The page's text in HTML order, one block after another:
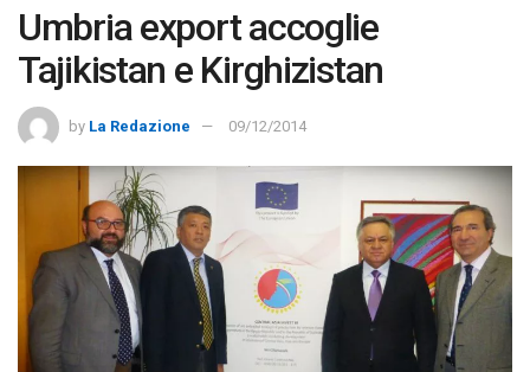
Umbria export accoglie
Tajikistan e Kirghizistan
by La Redazione 09/12/2014